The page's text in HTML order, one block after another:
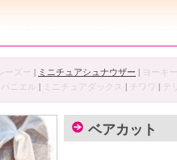
シーズー ミニチュアシュナウザー ヨーキー
パニエル
ミニチュアダックス チワワ テ
ベアカット